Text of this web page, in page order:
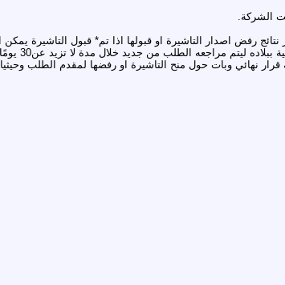
الشركة.
جنيه
نهائي وبات حول منح التاشيرة او رفضها لمقدم الطلب